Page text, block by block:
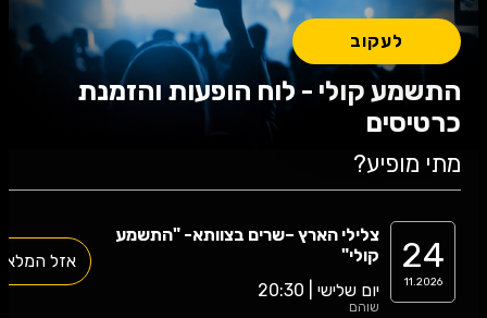
התשמע קולי - לוח הופעות והזמנת
כרטיסים
לעקוב
מתי מופיע?
24
11.2026
צלילי הארץ –שרים בצוותא- "התשמע
קולי"
יום שלישי | 20:30
שוהם
אזל המלאי